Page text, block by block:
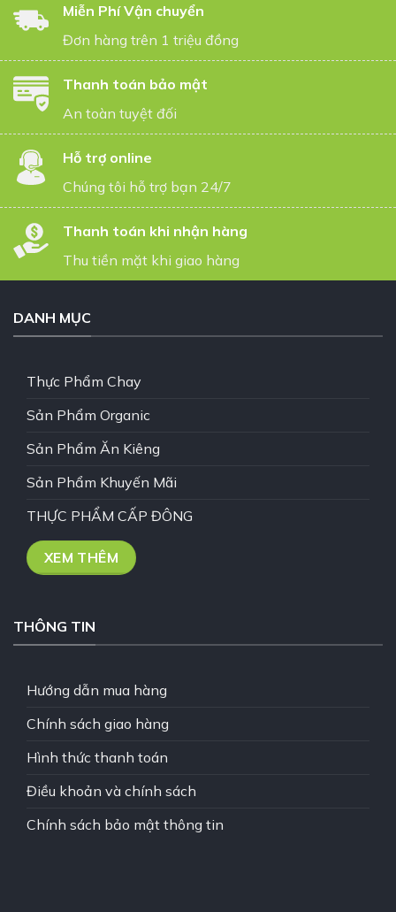
Miễn Phí Vận chuyển
Đơn hàng trên 1 triệu đồng
Thanh toán bảo mật
An toàn tuyệt đối
Hỗ trợ online
Chúng tôi hỗ trợ bạn 24/7
Thanh toán khi nhận hàng
Thu tiền mặt khi giao hàng
DANH MỤC
Thực Phẩm Chay
Sản Phẩm Organic
Sản Phẩm Ăn Kiêng
Sản Phẩm Khuyến Mãi
THỰC PHẨM CẤP ĐÔNG
XEM THÊM
THÔNG TIN
Hướng dẫn mua hàng
Chính sách giao hàng
Hình thức thanh toán
Điều khoản và chính sách
Chính sách bảo mật thông tin